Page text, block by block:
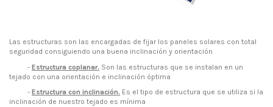
Las estructuras son las encargadas de fijar los paneles solares con total
seguridad consiguiendo una buena inclinación y orientación
- Estructura coplanar. Son las estructuras que se instalan en un
tejado con una orientación e inclinación óptima
- Estructura con inclinación. Es el tipo de estructura que se utiliza si la
inclinación de nuestro tejado es mínima